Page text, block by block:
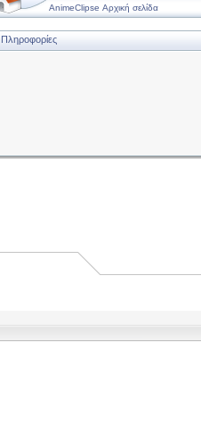
AnimeClipse Αρχική σελίδα
Πληροφορίες